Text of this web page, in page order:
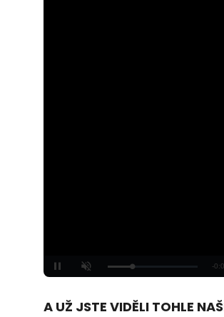
Unmute
100.00%
A UŽ JSTE VIDĚLI TOHLE